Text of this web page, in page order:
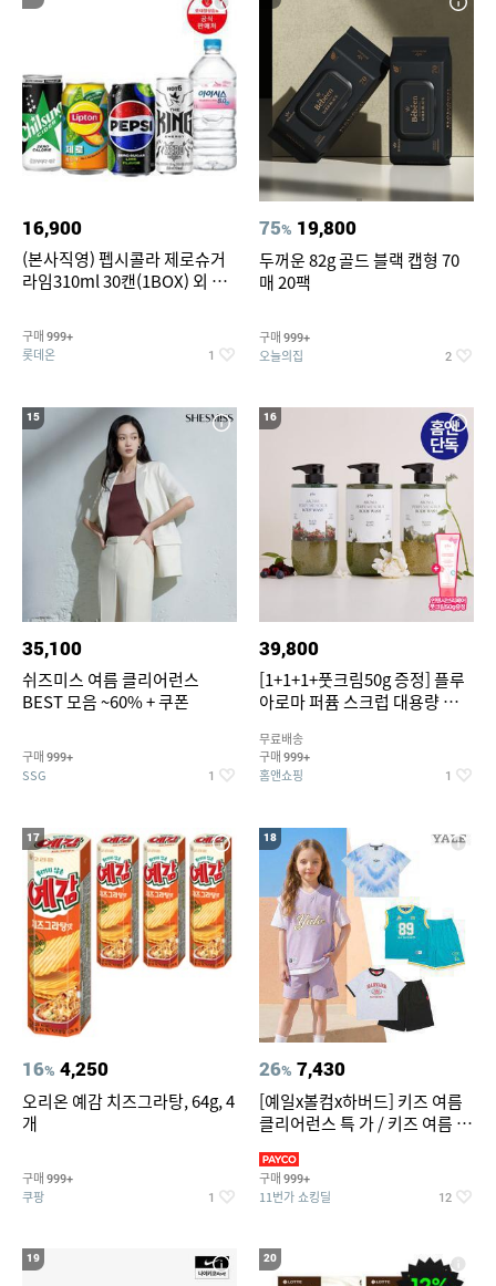
16,900
(본사직영) 펩시콜라 제로슈거
라임310ml 30캔(1BOX) 외 롯
구매 999+
롯데온 1
75% 19,800
두꺼운 82g 골드 블랙 캡형 70
매 20팩
구매 999+
오늘의집 2
15
35,100
쉬즈미스 여름 클리어런스
BEST 모음 ~60% + 쿠폰
구매 999+
SSG 1
16
39,800
[1+1+1+풋크림50g 증정] 플루
아로마 퍼퓸 스크럽 대용량 바디
무료배송
구매 999+
홈앤쇼핑 1
17
16% 4,250
오리온 예감 치즈그라탕, 64g, 4
개
구매 999+
쿠팡 1
18
26% 7,430
[예일x볼컴x하버드] 키즈 여름
클리어런스 특 가 / 키즈 여름 수
구매 999+
11번가 쇼킹딜 12
19 20